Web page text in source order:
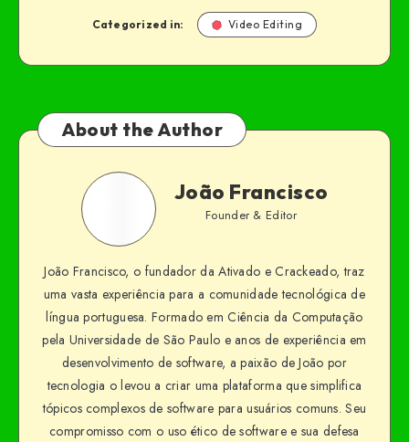
Categorized in: Video Editing
About the Author
João Francisco
Founder & Editor
João Francisco, o fundador da Ativado e Crackeado, traz
uma vasta experiência para a comunidade tecnológica de
língua portuguesa. Formado em Ciência da Computação
pela Universidade de São Paulo e anos de experiência em
desenvolvimento de software, a paixão de João por
tecnologia o levou a criar uma plataforma que simplifica
tópicos complexos de software para usuários comuns. Seu
compromisso com o uso ético de software e sua defesa